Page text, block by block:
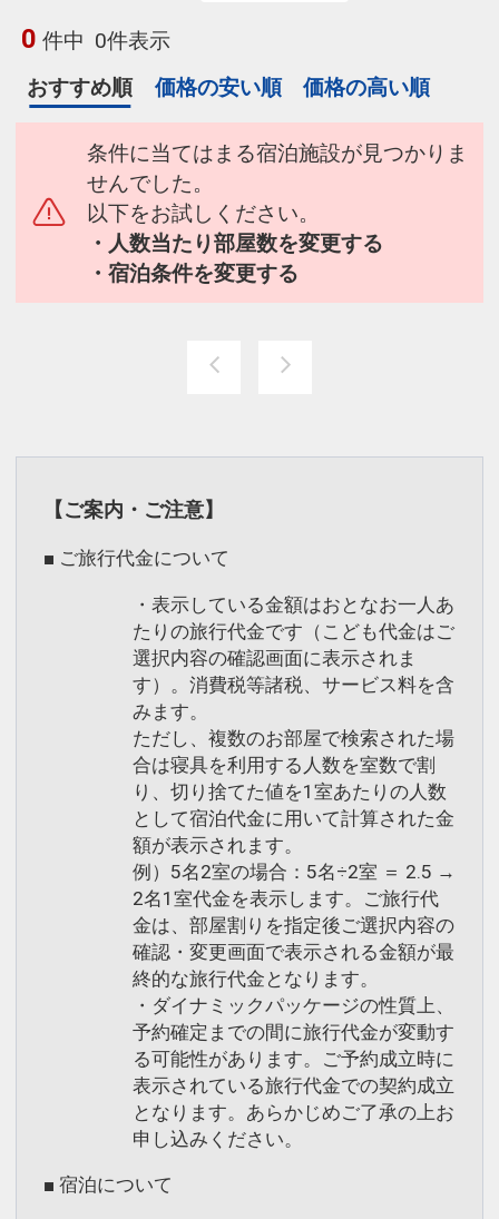
0 件中 0件表示
おすすめ順
価格の安い順 価格の高い順
条件に当てはまる宿泊施設が見つかりま
せんでした。
以下をお試しください。
・人数当たり部屋数を変更する
・宿泊条件を変更する
【ご案内・ご注意】
■ ご旅行代金について
・表示している金額はおとなお一人あ
たりの旅行代金です（こども代金はご
選択内容の確認画面に表示されま
す）。消費税等諸税、サービス料を含
みます。
ただし、複数のお部屋で検索された場
合は寝具を利用する人数を室数で割
り、切り捨てた値を1室あたりの人数
として宿泊代金に用いて計算された金
額が表示されます。
例）5名2室の場合：5名÷2室 ＝ 2.5 →
2名1室代金を表示します。ご旅行代
金は、部屋割りを指定後ご選択内容の
確認・変更画面で表示される金額が最
終的な旅行代金となります。
・ダイナミックパッケージの性質上、
予約確定までの間に旅行代金が変動す
る可能性があります。ご予約成立時に
表示されている旅行代金での契約成立
となります。あらかじめご了承の上お
申し込みください。
■ 宿泊について